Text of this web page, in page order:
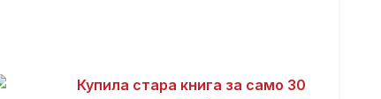
Купила стара книга за само 30